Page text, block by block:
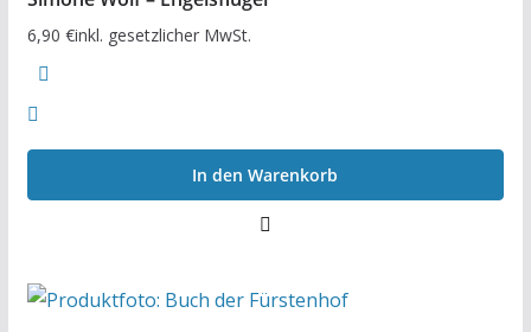
6,90 €inkl. gesetzlicher MwSt.
In den Warenkorb